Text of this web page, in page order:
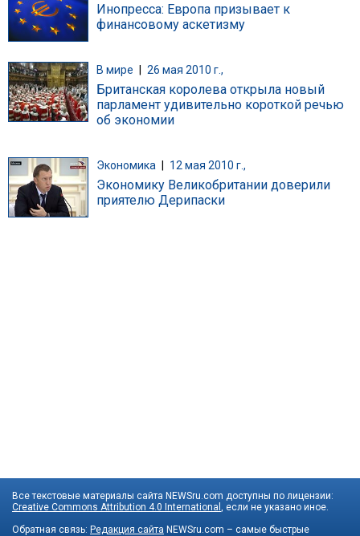
Инопресса: Европа призывает к
финансовому аскетизму
В мире 26 мая 2010 г.,
Британская королева открыла новый
парламент удивительно короткой речью
об экономии
Экономика 12 мая 2010 г.,
Экономику Великобритании доверили
приятелю Дерипаски
Все текстовые материалы сайта NEWSru.com доступны по лицензии:
Creative Commons Attribution 4.0 International , если не указано иное.
Обратная связь: Редакция сайта NEWSru.com – самые быстрые